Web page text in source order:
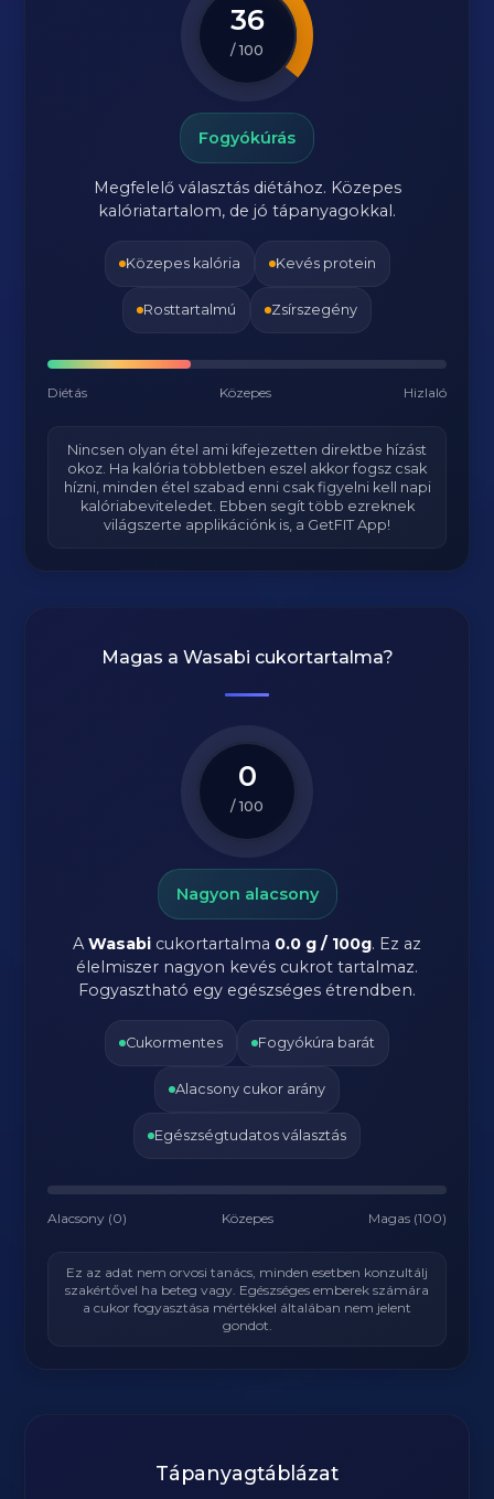
36
/ 100
Fogyókúrás
Megfelelő választás diétához. Közepes
kalóriatartalom, de jó tápanyagokkal.
Közepes kalória Kevés protein
Rosttartalmú Zsírszegény
Diétás Közepes Hizlaló
Nincsen olyan étel ami kifejezetten direktbe hízást
okoz. Ha kalória többletben eszel akkor fogsz csak
hízni, minden étel szabad enni csak figyelni kell napi
kalóriabeviteledet. Ebben segít több ezreknek
világszerte applikációnk is, a GetFIT App!
Magas a Wasabi cukortartalma?
0
/ 100
Nagyon alacsony
A Wasabi cukortartalma 0.0 g / 100g. Ez az
élelmiszer nagyon kevés cukrot tartalmaz.
Fogyasztható egy egészséges étrendben.
Cukormentes Fogyókúra barát
Alacsony cukor arány
Egészségtudatos választás
Alacsony (0) Közepes Magas (100)
Ez az adat nem orvosi tanács, minden esetben konzultálj
szakértővel ha beteg vagy. Egészséges emberek számára
a cukor fogyasztása mértékkel általában nem jelent
gondot.
Tápanyagtáblázat